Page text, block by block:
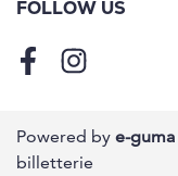
FOLLOW US
FacebookInstagram
Powered by e-guma
billetterie